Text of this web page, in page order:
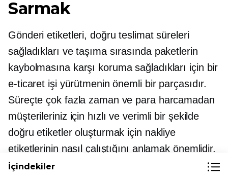
Sarmak
Gönderi etiketleri, doğru teslimat süreleri
sağladıkları ve taşıma sırasında paketlerin
kaybolmasına karşı koruma sağladıkları için bir
e-ticaret işi yürütmenin önemli bir parçasıdır.
Süreçte çok fazla zaman ve para harcamadan
müşterileriniz için hızlı ve verimli bir şekilde
doğru etiketler oluşturmak için nakliye
etiketlerinin nasıl çalıştığını anlamak önemlidir.
İçindekiler